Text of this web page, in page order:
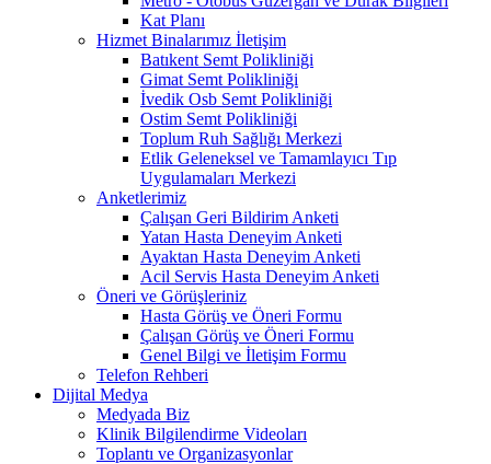
Kat Planı
Hizmet Binalarımız İletişim
Batıkent Semt Polikliniği
Gimat Semt Polikliniği
İvedik Osb Semt Polikliniği
Ostim Semt Polikliniği
Toplum Ruh Sağlığı Merkezi
Etlik Geleneksel ve Tamamlayıcı Tıp
Uygulamaları Merkezi
Anketlerimiz
Çalışan Geri Bildirim Anketi
Yatan Hasta Deneyim Anketi
Ayaktan Hasta Deneyim Anketi
Acil Servis Hasta Deneyim Anketi
Öneri ve Görüşleriniz
Hasta Görüş ve Öneri Formu
Çalışan Görüş ve Öneri Formu
Genel Bilgi ve İletişim Formu
Telefon Rehberi
Dijital Medya
Medyada Biz
Klinik Bilgilendirme Videoları
Toplantı ve Organizasyonlar